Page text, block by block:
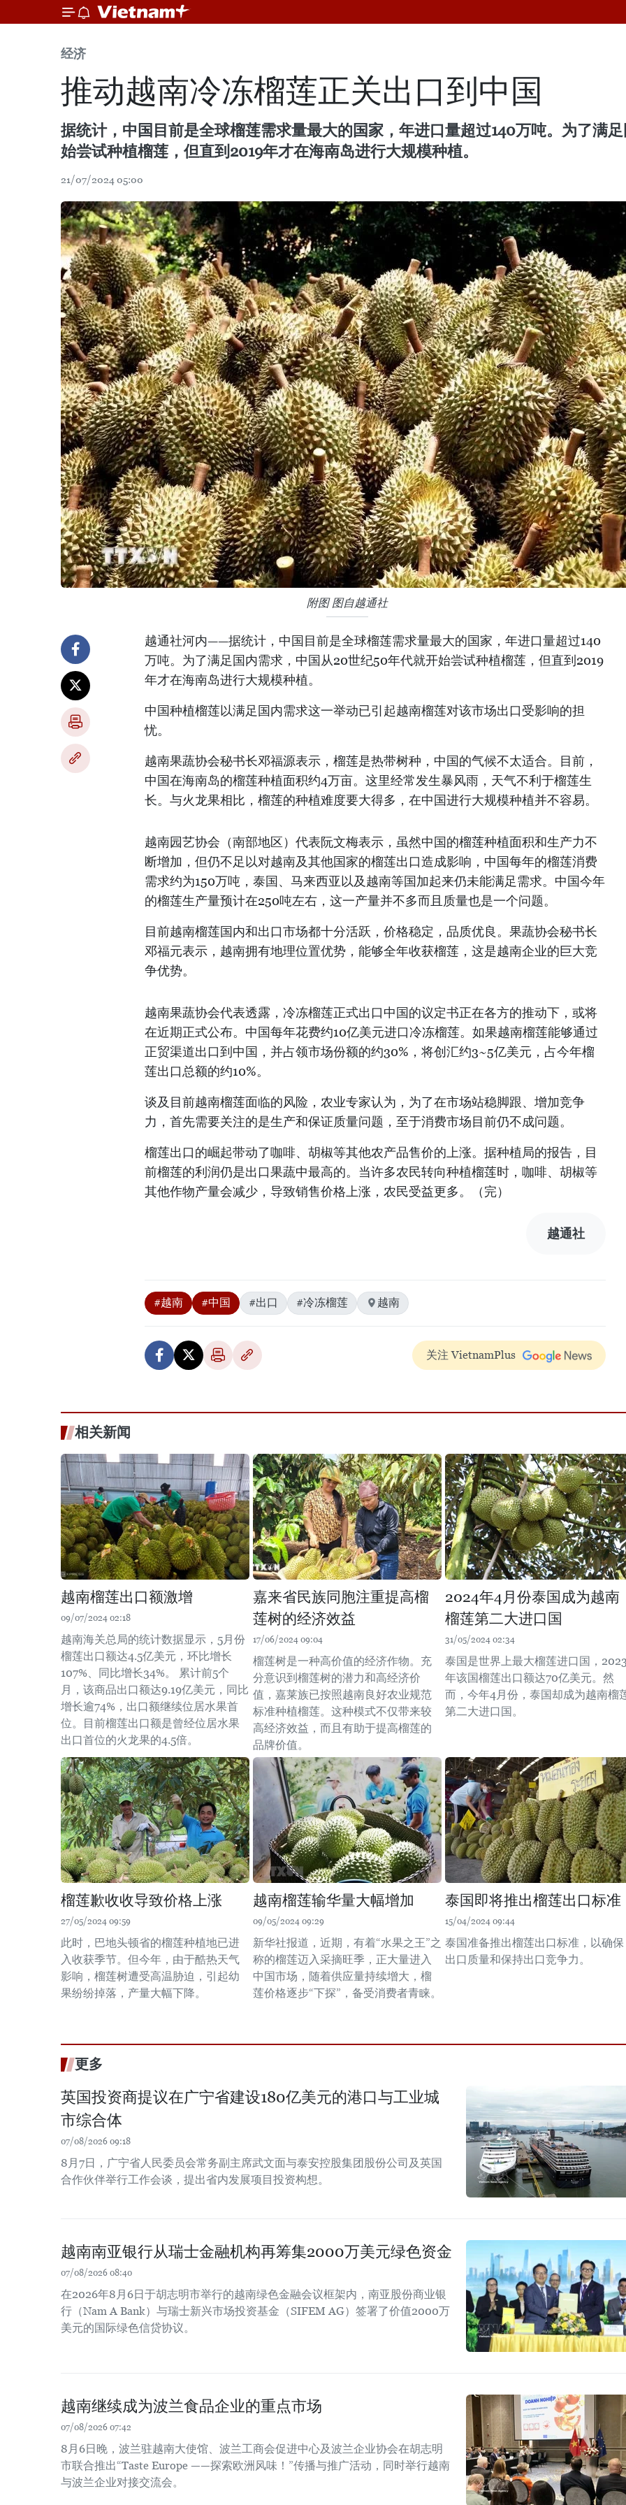
经济
推动越南冷冻榴莲正关出口到中国
据统计，中国目前是全球榴莲需求量最大的国家，年进口量超过140万吨。为了满
始尝试种植榴莲，但直到2019年才在海南岛进行大规模种植。
21/07/2024 05:00
附图 图自越通社
越通社河内——据统计，中国目前是全球榴莲需求量最大的国家，年进口量超过140
万吨。为了满足国内需求，中国从20世纪50年代就开始尝试种植榴莲，但直到2019
年才在海南岛进行大规模种植。
中国种植榴莲以满足国内需求这一举动已引起越南榴莲对该市场出口受影响的担
忧。
越南果蔬协会秘书长邓福源表示，榴莲是热带树种，中国的气候不太适合。目前，
中国在海南岛的榴莲种植面积约4万亩。这里经常发生暴风雨，天气不利于榴莲生
长。与火龙果相比，榴莲的种植难度要大得多，在中国进行大规模种植并不容易。
越南园艺协会（南部地区）代表阮文梅表示，虽然中国的榴莲种植面积和生产力不
断增加，但仍不足以对越南及其他国家的榴莲出口造成影响，中国每年的榴莲消费
需求约为150万吨，泰国、马来西亚以及越南等国加起来仍未能满足需求。中国今年
的榴莲生产量预计在250吨左右，这一产量并不多而且质量也是一个问题。
目前越南榴莲国内和出口市场都十分活跃，价格稳定，品质优良。果蔬协会秘书长
邓福元表示，越南拥有地理位置优势，能够全年收获榴莲，这是越南企业的巨大竞
争优势。
越南果蔬协会代表透露，冷冻榴莲正式出口中国的议定书正在各方的推动下，或将
在近期正式公布。中国每年花费约10亿美元进口冷冻榴莲。如果越南榴莲能够通过
正贸渠道出口到中国，并占领市场份额的约30%，将创汇约3~5亿美元，占今年榴
莲出口总额的约10%。
谈及目前越南榴莲面临的风险，农业专家认为，为了在市场站稳脚跟、增加竞争
力，首先需要关注的是生产和保证质量问题，至于消费市场目前仍不成问题。
榴莲出口的崛起带动了咖啡、胡椒等其他农产品售价的上涨。据种植局的报告，目
前榴莲的利润仍是出口果蔬中最高的。当许多农民转向种植榴莲时，咖啡、胡椒等
其他作物产量会减少，导致销售价格上涨，农民受益更多。（完）
越通社
#越南 #中国 #出口 #冷冻榴莲 越南
关注 VietnamPlus
相关新闻
越南榴莲出口额激增
09/07/2024 02:18
越南海关总局的统计数据显示，5月份
榴莲出口额达4.5亿美元，环比增长
107%、同比增长34%。 累计前5个
月，该商品出口额达9.19亿美元，同比
增长逾74%，出口额继续位居水果首
位。目前榴莲出口额是曾经位居水果
出口首位的火龙果的4.5倍。
嘉来省民族同胞注重提高榴
莲树的经济效益
17/06/2024 09:04
榴莲树是一种高价值的经济作物。充
分意识到榴莲树的潜力和高经济价
值，嘉莱族已按照越南良好农业规范
标准种植榴莲。这种模式不仅带来较
高经济效益，而且有助于提高榴莲的
品牌价值。
2024年4月份泰国成为越南
榴莲第二大进口国
31/05/2024 02:34
泰国是世界上最大榴莲进口国，
年该国榴莲出口额达70亿美元。然
而，今年4月份，泰国却成为越南榴
第二大进口国。
榴莲歉收收导致价格上涨
27/05/2024 09:59
此时，巴地头顿省的榴莲种植地已进
入收获季节。但今年，由于酷热天气
影响，榴莲树遭受高温胁迫，引起幼
果纷纷掉落，产量大幅下降。
越南榴莲输华量大幅增加
09/05/2024 09:29
新华社报道，近期，有着“水果之王”之
称的榴莲迈入采摘旺季，正大量进入
中国市场，随着供应量持续增大，榴
莲价格逐步“下探”，备受消费者青睐。
泰国即将推出榴莲出口标准
15/04/2024 09:44
泰国准备推出榴莲出口标准，以确保
出口质量和保持出口竞争力。
更多
英国投资商提议在广宁省建设180亿美元的港口与工业城
市综合体
07/08/2026 09:18
8月7日，广宁省人民委员会常务副主席武文面与泰安控股集团股份公司及英国
合作伙伴举行工作会谈，提出省内发展项目投资构想。
越南南亚银行从瑞士金融机构再筹集2000万美元绿色资金
07/08/2026 08:40
在2026年8月6日于胡志明市举行的越南绿色金融会议框架内，南亚股份商业银
行（Nam A Bank）与瑞士新兴市场投资基金（SIFEM AG）签署了价值2000万
美元的国际绿色信贷协议。
越南继续成为波兰食品企业的重点市场
07/08/2026 07:42
8月6日晚，波兰驻越南大使馆、波兰工商会促进中心及波兰企业协会在胡志明
市联合推出“Taste Europe ——探索欧洲风味！”传播与推广活动，同时举行越南
与波兰企业对接交流会。